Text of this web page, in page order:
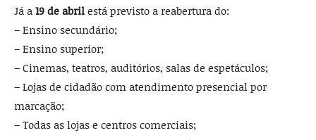
Já a 19 de abril está previsto a reabertura do:
– Ensino secundário;
– Ensino superior;
– Cinemas, teatros, auditórios, salas de espetáculos;
– Lojas de cidadão com atendimento presencial por
marcação;
– Todas as lojas e centros comerciais;